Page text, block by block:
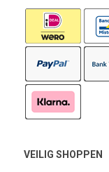
VEILIG SHOPPEN